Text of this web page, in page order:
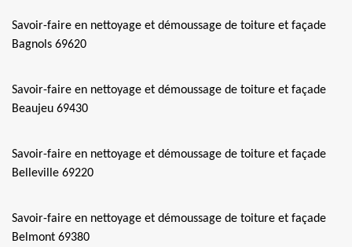
Savoir-faire en nettoyage et démoussage de toiture et façade
Bagnols 69620
Savoir-faire en nettoyage et démoussage de toiture et façade
Beaujeu 69430
Savoir-faire en nettoyage et démoussage de toiture et façade
Belleville 69220
Savoir-faire en nettoyage et démoussage de toiture et façade
Belmont 69380